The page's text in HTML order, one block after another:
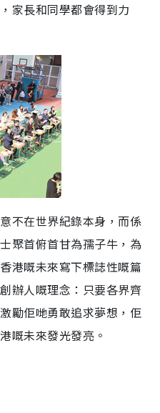
家長和同學都會得到力
不在世界紀錄本身，而係
聚首俯首甘為孺子牛，為
港嘅未來寫下標誌性嘅篇
辦人嘅理念：只要各界齊
勵佢哋勇敢追求夢想，佢
嘅未來發光發亮。